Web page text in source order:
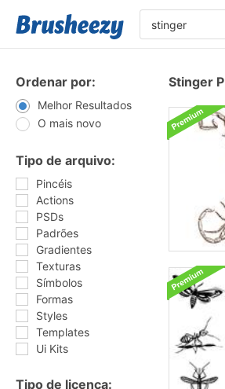
Ordenar por:
Melhor Resultados
O mais novo
Tipo de arquivo:
Pincéis
Actions
PSDs
Padrões
Gradientes
Texturas
Símbolos
Formas
Styles
Templates
Ui Kits
Tipo de licença:
Stinger